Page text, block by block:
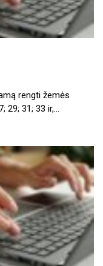
rengti žemės
29; 31; 33 ir,…